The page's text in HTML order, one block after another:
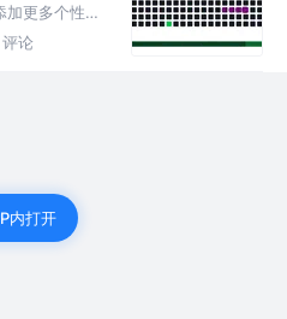
更多个性化
主页上展示
评论
内打开